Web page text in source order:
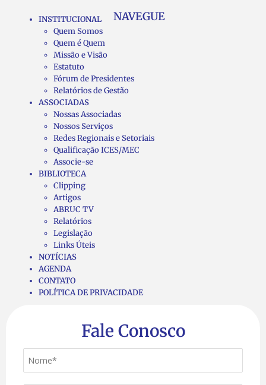
NAVEGUE
INSTITUCIONAL
Quem Somos
Quem é Quem
Missão e Visão
Estatuto
Fórum de Presidentes
Relatórios de Gestão
ASSOCIADAS
Nossas Associadas
Nossos Serviços
Redes Regionais e Setoriais
Qualificação ICES/MEC
Associe-se
BIBLIOTECA
Clipping
Artigos
ABRUC TV
Relatórios
Legislação
Links Úteis
NOTÍCIAS
AGENDA
CONTATO
POLÍTICA DE PRIVACIDADE
Fale Conosco